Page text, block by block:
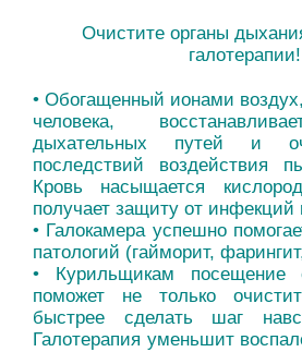
Очистите органы
галотерапии!
• Обогащенный ионами
человека,
дыхательных путей и
последствий воздействия
Кровь насыщается
получает защиту от инфекций
• Галокамера успешно
патологий (гайморит,
• Курильщикам посещение
поможет не только
быстрее сделать шаг
Галотерапия уменьшит